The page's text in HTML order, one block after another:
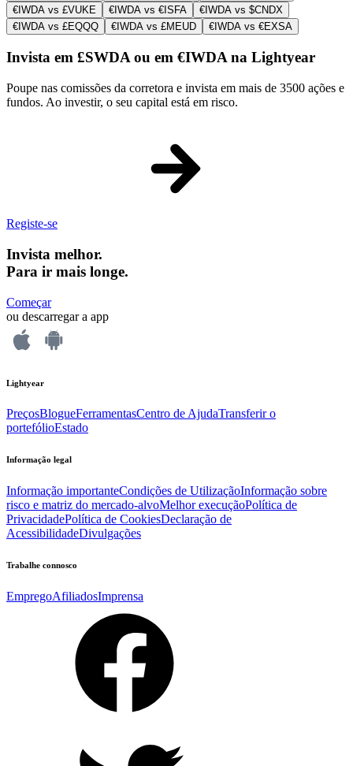
€IWDA vs £VUKE
€IWDA vs €ISFA
€IWDA vs $CNDX
€IWDA vs £EQQQ
€IWDA vs £MEUD €IWDA vs €EXSA
Invista em £SWDA ou em €IWDA na Lightyear
Poupe nas comissões da corretora e invista em mais de 3500 ações e
fundos. Ao investir, o seu capital está em risco.
Registe-se
Invista melhor.
Para ir mais longe.
Começar
ou descarregar a app
Lightyear
PreçosBlogueFerramentasCentro de AjudaTransferir o
portefólioEstado
Informação legal
Informação importanteCondições de UtilizaçãoInformação sobre
risco e matriz do mercado-alvoMelhor execuçãoPolítica de
PrivacidadePolítica de CookiesDeclaração de
AcessibilidadeDivulgações
Trabalhe connosco
EmpregoAfiliadosImprensa